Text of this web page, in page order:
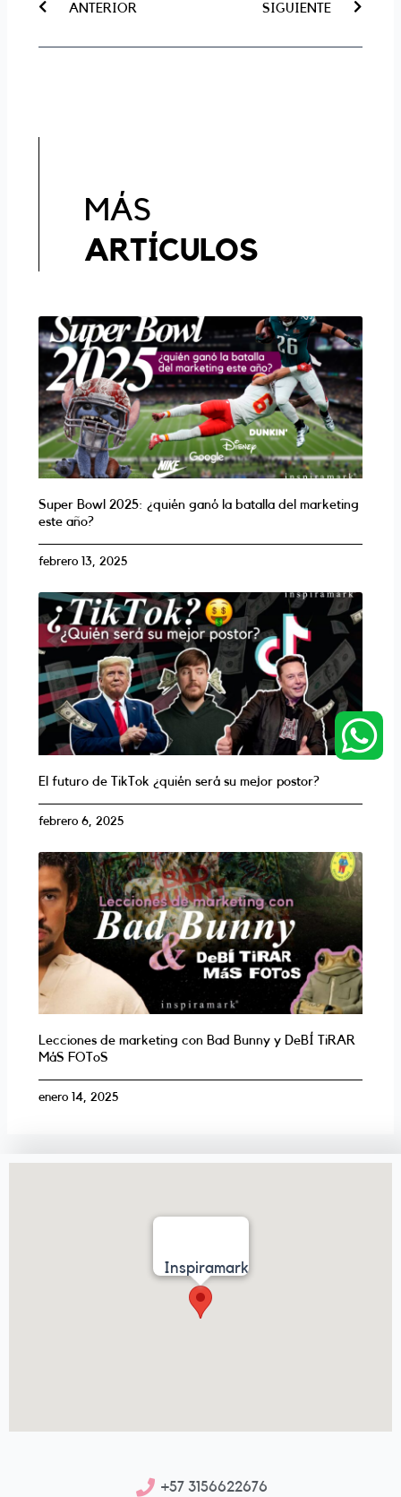
ANTERIOR SIGUIENTE
MÁS
ARTÍCULOS
Super Bowl 2025: ¿quién ganó la batalla del marketing
este año?
febrero 13, 2025
El futuro de TikTok ¿quién será su mejor postor?
febrero 6, 2025
Lecciones de marketing con Bad Bunny y DeBÍ TiRAR
MáS FOToS
enero 14, 2025
Inspiramark
W
h
a
t
s
a
p
p
+57 3156622676